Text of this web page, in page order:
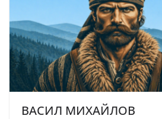
ВАСИЛ МИХАЙЛОВ